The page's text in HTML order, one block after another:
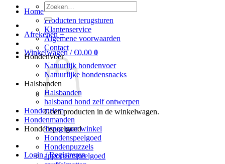
Home
Producten terugsturen
Klantenservice
Algemene voorwaarden
Contact
Hondenvoer
Natuurlijk hondenvoer
Natuurlijke hondensnacks
Halsbanden
Halsbanden
halsband hond zelf ontwerpen
Hondenriem
Hondenmanden
Hondenspeelgoed
Hondenspeelgoed
Hondenpuzzels
apporteerspeelgoed
Zoeken
naar:
Afrekenen +
Winkelwagen /€0,00 0
Geen producten in de winkelwagen.
Terug naar winkel
Login / Registreren